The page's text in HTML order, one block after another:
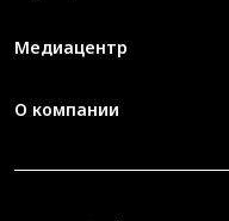
Медиацентр
О компании